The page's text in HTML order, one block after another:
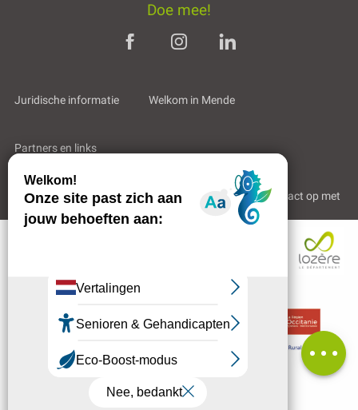
Beschikbaarheden
Beoordelingen
Doe mee!
Juridische informatie Welkom in Mende
Partners en links
Professioneel gebied Wie zijn wij? Neem contact op met